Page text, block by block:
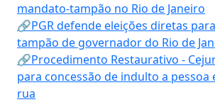
mandato-tampão no Rio de Janeiro
🔗PGR defende eleições diretas
tampão de governador do Rio de
🔗Procedimento Restaurativo -
para concessão de indulto a pessoa
rua